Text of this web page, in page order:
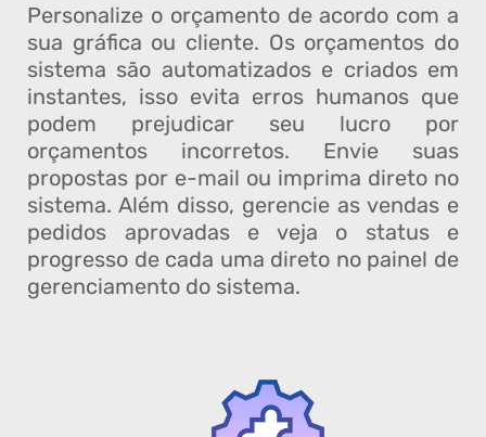
Personalize o orçamento de acordo com a
sua gráfica ou cliente. Os orçamentos do
sistema são automatizados e criados em
instantes, isso evita erros humanos que
podem prejudicar seu lucro por
orçamentos incorretos. Envie suas
propostas por e-mail ou imprima direto no
sistema. Além disso, gerencie as vendas e
pedidos aprovadas e veja o status e
progresso de cada uma direto no painel de
gerenciamento do sistema.